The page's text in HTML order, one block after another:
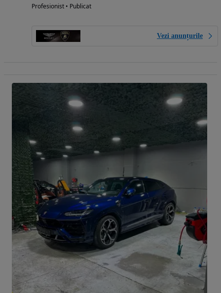
Profesionist • Publicat
Vezi anunțurile